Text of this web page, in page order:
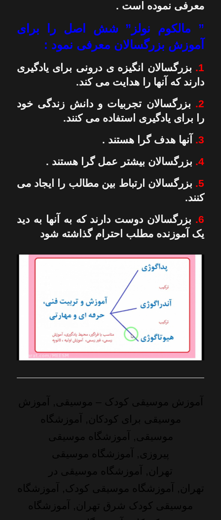
معرفی نموده است .
” مالکوم نولز” شش اصل را برای
آموزش بزرگسالان معرفی نمود :
1.
بزرگسالان انگیزه ی درونی برای یادگیری
دارند که آنها را هدایت می کند.
2.
بزرگسالان تجربیات و دانش زندگی خود
را برای یادگیری استفاده می کنند.
3.
آنها هدف گرا هستند .
4. بزرگسالان بیشتر عمل گرا هستند .
5. بزرگسالان ارتباط بین مطالب را ایجاد می
کنند.
6.
بزرگسالان دوست دارند که به آنها به دید
یک آموزنده مطلب احترام گذاشته شود
آموزش موسیقی کودک – موسیقی, آموزش
موسیقی برای کودکان, آموزشگاه
موسیقی, آموزشگاه موسیقی
پیروزی, آموزشگاه موسیقی
تهران, آموزشگاه موسیقی در
تهران, آموزشگاه موسیقی کودک, آموزشگاه
موسیقی کودک شرق تهران, آموزشگاه